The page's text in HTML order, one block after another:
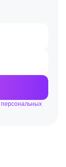
персональных